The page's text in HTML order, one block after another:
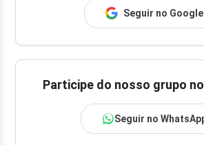
Seguir no Google
Participe do nosso grupo
Seguir no